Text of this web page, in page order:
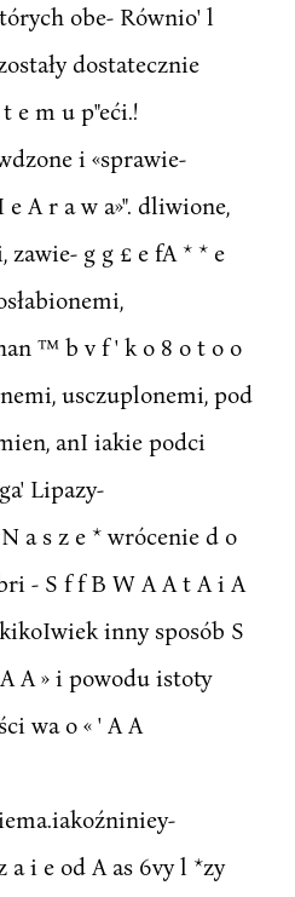
obe- Równio' l
dostatecznie
e m u p"eći.!
i «sprawie-
A r a w a»". dliwione,
g g £ e fA * * e
™ b v f ' k o 8 o t o o
usczuplonemi, pod
anI iakie podci
Lipazy-
a s z e * wrócenie d o
- S f f B W A A t A i A
inny sposób S
A » i powodu istoty
wa o « ' A A
a i e od A as 6vy l *zy